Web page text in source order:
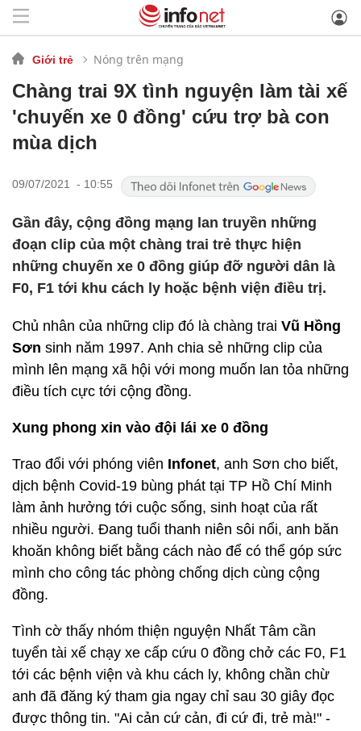
Giới trẻ Nóng trên mạng
Chàng trai 9X tình nguyện làm tài xế
'chuyến xe 0 đồng' cứu trợ bà con
mùa dịch
09/07/2021 - 10:55
Gần đây, cộng đồng mạng lan truyền những
đoạn clip của một chàng trai trẻ thực hiện
những chuyến xe 0 đồng giúp đỡ người dân là
F0, F1 tới khu cách ly hoặc bệnh viện điều trị.
Chủ nhân của những clip đó là chàng trai Vũ Hồng
Sơn sinh năm 1997. Anh chia sẻ những clip của
mình lên mạng xã hội với mong muốn lan tỏa những
điều tích cực tới cộng đồng.
Xung phong xin vào đội lái xe 0 đồng
Trao đổi với phóng viên Infonet, anh Sơn cho biết,
dịch bệnh Covid-19 bùng phát tại TP Hồ Chí Minh
làm ảnh hưởng tới cuộc sống, sinh hoạt của rất
nhiều người. Đang tuổi thanh niên sôi nổi, anh băn
khoăn không biết bằng cách nào để có thể góp sức
mình cho công tác phòng chống dịch cùng cộng
đồng.
Tình cờ thấy nhóm thiện nguyện Nhất Tâm cần
tuyển tài xế chạy xe cấp cứu 0 đồng chở các F0, F1
tới các bệnh viện và khu cách ly, không chần chừ
anh đã đăng ký tham gia ngay chỉ sau 30 giây đọc
được thông tin. "Ai cản cứ cản, đi cứ đi, trẻ mà!" -